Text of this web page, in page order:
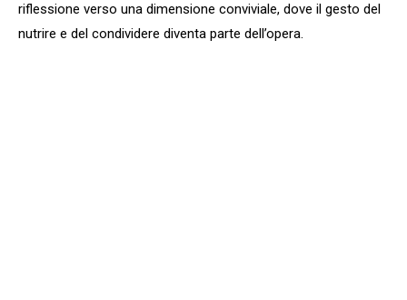
riflessione verso una dimensione conviviale, dove il gesto del
nutrire e del condividere diventa parte dell’opera.